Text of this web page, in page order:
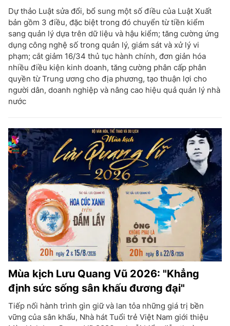
Dự thảo Luật sửa đổi, bổ sung một số điều của Luật Xuất
bản gồm 3 điều, đặc biệt trong đó chuyển từ tiền kiểm
sang quản lý dựa trên dữ liệu và hậu kiểm; tăng cường ứng
dụng công nghệ số trong quản lý, giám sát và xử lý vi
phạm; cắt giảm 16/34 thủ tục hành chính, đơn giản hóa
nhiều điều kiện kinh doanh, tăng cường phân cấp phân
quyền từ Trung ương cho địa phương, tạo thuận lợi cho
người dân, doanh nghiệp và nâng cao hiệu quả quản lý nhà
nước
Mùa kịch Lưu Quang Vũ 2026: "Khẳng
định sức sống sân khấu đương đại"
Tiếp nối hành trình gìn giữ và lan tỏa những giá trị bền
vững của sân khấu, Nhà hát Tuổi trẻ Việt Nam giới thiệu